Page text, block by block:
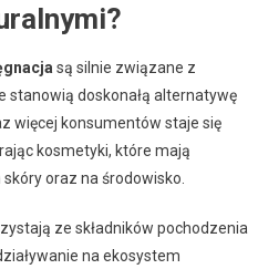
są silnie związane z
stanowią doskonałą alternatywę
więcej konsumentów staje się
kosmetyki, które mają
oraz na środowisko.
ze składników pochodzenia
na ekosystem